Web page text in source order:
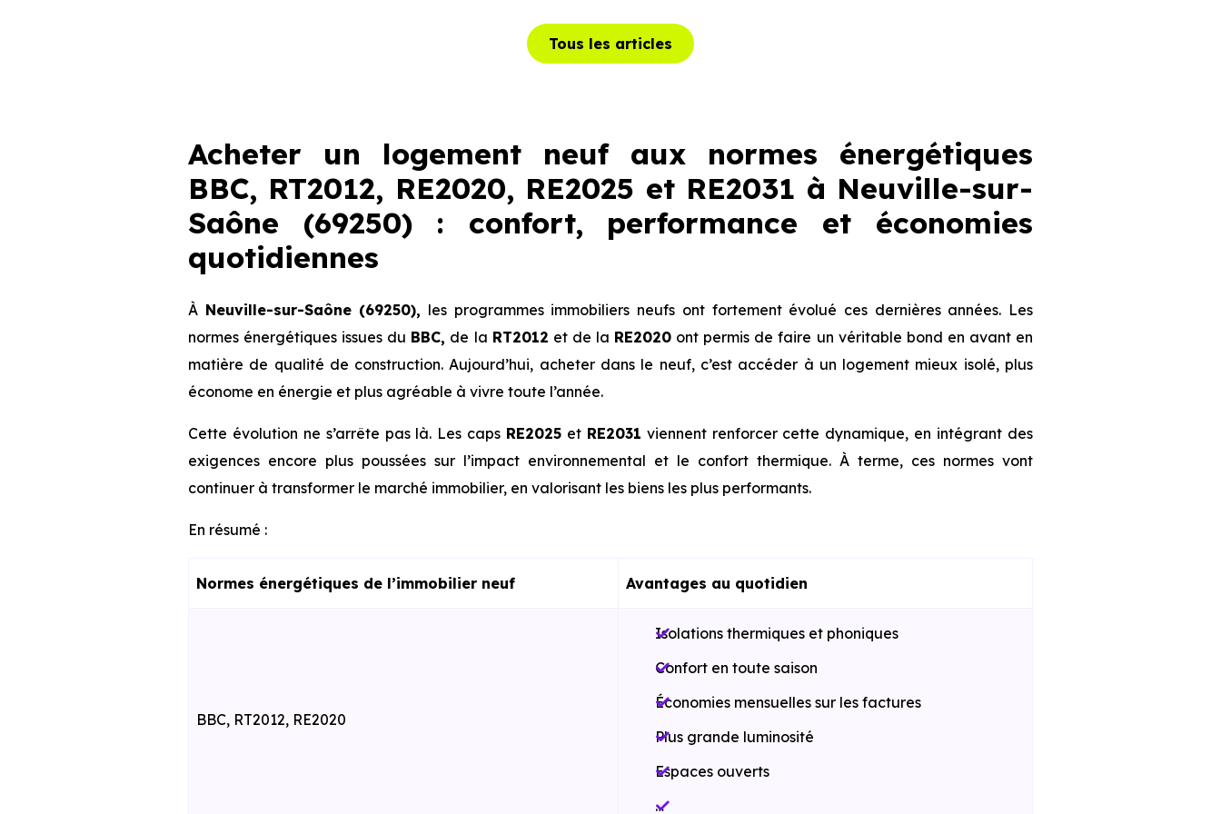
Tous les articles
Acheter un logement neuf aux normes énergétiques
BBC, RT2012, RE2020, RE2025 et RE2031 à Neuville-sur-
Saône (69250) : confort, performance et économies
quotidiennes
À Neuville-sur-Saône (69250), les programmes immobiliers neufs ont fortement évolué ces dernières années. Les
normes énergétiques issues du BBC, de la RT2012 et de la RE2020 ont permis de faire un véritable bond en avant en
matière de qualité de construction. Aujourd’hui, acheter dans le neuf, c’est accéder à un logement mieux isolé, plus
économe en énergie et plus agréable à vivre toute l’année.
Cette évolution ne s’arrête pas là. Les caps RE2025 et RE2031 viennent renforcer cette dynamique, en intégrant des
exigences encore plus poussées sur l’impact environnemental et le confort thermique. À terme, ces normes vont
continuer à transformer le marché immobilier, en valorisant les biens les plus performants.
En résumé :
Normes énergétiques de l’immobilier neuf Avantages au quotidien
BBC, RT2012, RE2020
Isolations thermiques et phoniques
Confort en toute saison
Économies mensuelles sur les factures
Plus grande luminosité
Espaces ouverts
…